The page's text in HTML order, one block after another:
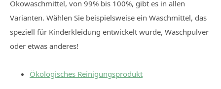
Ökowaschmittel, von 99% bis 100%, gibt es in allen
Varianten. Wählen Sie beispielsweise ein Waschmittel, das
speziell für Kinderkleidung entwickelt wurde, Waschpulver
oder etwas anderes!
Ökologisches Reinigungsprodukt